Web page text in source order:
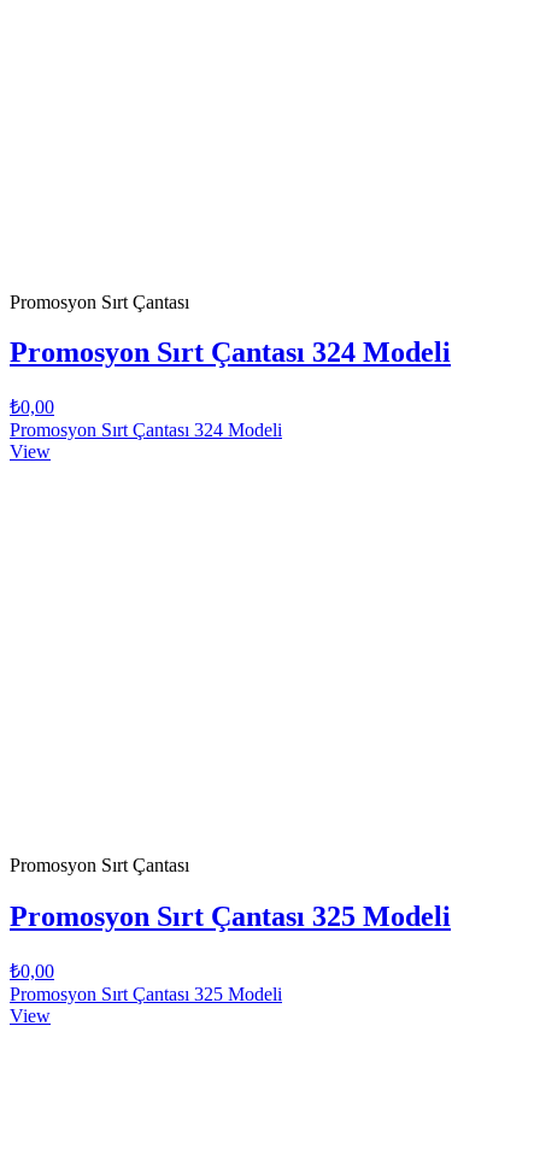
Promosyon Sırt Çantası
Promosyon Sırt Çantası 324 Modeli
₺0,00
Promosyon Sırt Çantası 324 Modeli
View
Promosyon Sırt Çantası
Promosyon Sırt Çantası 325 Modeli
₺0,00
Promosyon Sırt Çantası 325 Modeli
View